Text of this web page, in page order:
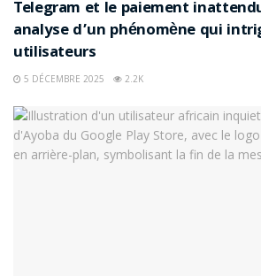
Telegram et le paiement
analyse d’un phénomène qui
utilisateurs
5 DÉCEMBRE 2025 2.2K